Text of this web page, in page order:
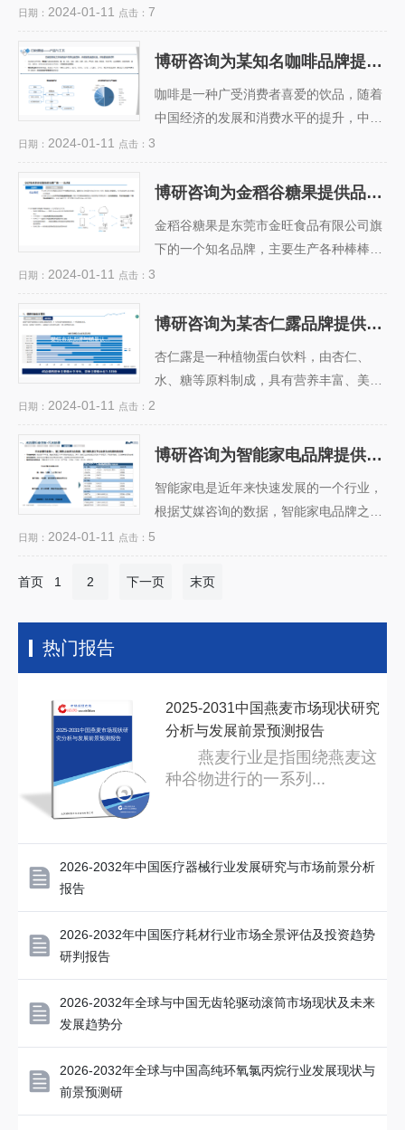
牌销量情况，以及消费者的偏好和满意
日期： 2024-01-11 点击： 7
博研咨询为某知名咖啡品
博研咨询为某知名咖啡品牌提供品牌销量认证服务
咖啡是一种广受消费者喜爱的饮品，随着
中国经济的发展和消费水平的提升，中国
日期： 2024-01-11 点击： 3
博研咨询为金稻谷糖果提
供品牌销量认证服务项目
案例
博研咨询为金稻谷糖果提供品牌销量认证服务项目案例
金稻谷糖果是东莞市金旺食品有限公司旗
下的一个知名品牌，主要生产各种棒棒
者喜爱。...
日期： 2024-01-11 点击： 3
提供市场调研与销量认证
服务
博研咨询为某杏仁露品牌提供市场调研与销量认证服务
杏仁露是一种植物蛋白饮料，由杏仁、
水、糖等原料制成，具有营养丰富、美容
到女性和老年人的喜爱。...
日期： 2024-01-11 点击： 2
博研咨询为智能家电品牌
提供品牌销量认证业务
博研咨询为智能家电品牌提供品牌销量认证业务
智能家电是近年来快速发展的一个行业，
根据艾媒咨询的数据，智能家电品牌之间
了智能家电品牌面临的一个重要问题。...
日期： 2024-01-11 点击： 5
首页 1 2 下一页 末页
热门报告
2025-2031中国燕麦市场现状研
究分析与发展前景预测报告
2025-2031中国燕麦市场现状研究
分析与发展前景预测报告
燕麦行业是指围绕燕麦这
种谷物进行的一系列...
2026-2032年中国医疗器械行业发展研究与市场前景分析
报告
2026-2032年中国医疗耗材行业市场全景评估及投资趋势
研判报告
2026-2032年全球与中国无齿轮驱动滚筒市场现状及未来
发展趋势分
2026-2032年全球与中国高纯环氧氯丙烷行业发展现状与
前景预测研